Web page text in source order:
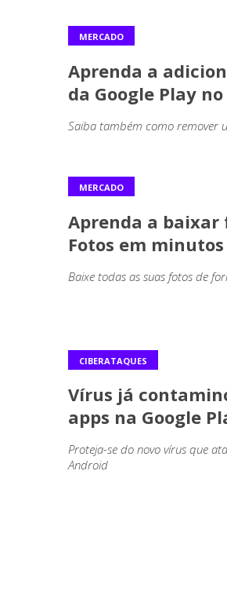
MERCADO
Aprenda a
da Google Play
Saiba também como remover
MERCADO
Aprenda a baixar
Fotos em minutos
Baixe todas as suas fotos de
CIBERATAQUES
Vírus já
apps na Google
Proteja-se do novo vírus que
Android